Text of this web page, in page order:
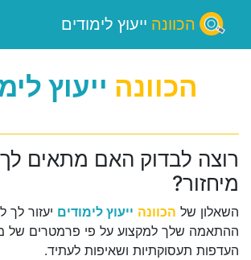
הכוונה ייעוץ לימודים
הכוונה ייעוץ
רוצה לבדוק האם מתאים לך
מיחזור?
השאלון של הכוונה ייעוץ לימודים יעזור
ההתאמה שלך למקצוע על פי פרמטרים של
העדפות תעסוקתיות ושאיפות לעתיד.